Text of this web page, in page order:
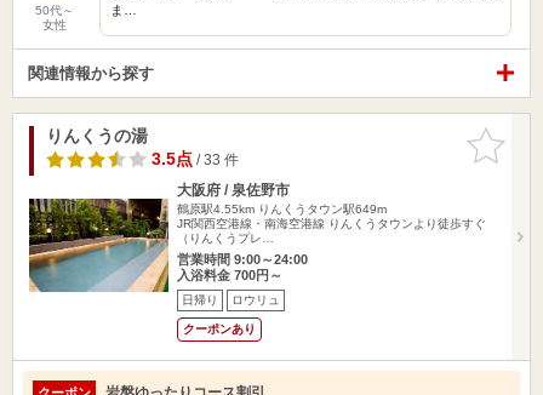
50代～
女性
ま…
関連情報から探す
お気に入
りに追加
りんくうの湯
3.5点/ 33 件
大阪府 / 泉佐野市
鶴原駅4.55km りんくうタウン駅649m
JR関西空港線・南海空港線 りんくうタウンより徒歩すぐ
（りんくうプレ…
営業時間 9:00～24:00
入浴料金 700円～
日帰り ロウリュ
クーポンあり